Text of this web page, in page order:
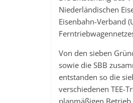
Niederländischen
Eisenbahn-Verband
Von den sieben
sowie die SBB
entstanden so die
verschiedenen TEE-
planmäßigen Betrieb